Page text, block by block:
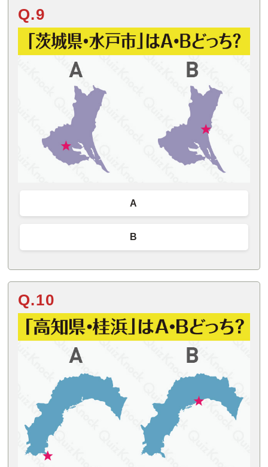
Q.9
A
B
Q.10